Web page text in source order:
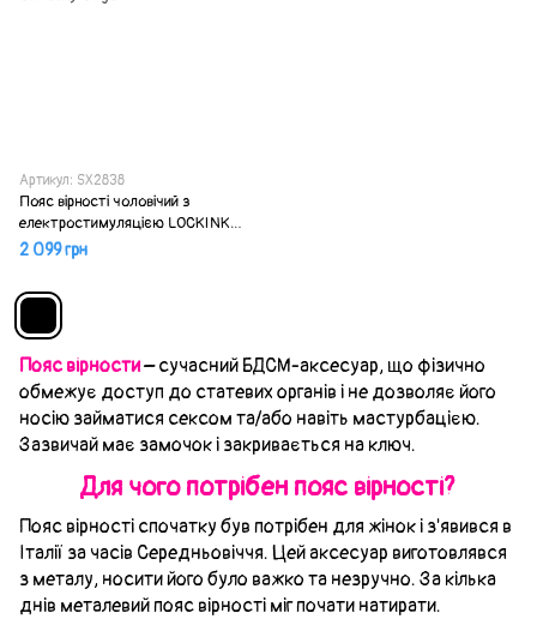
Артикул: SX2838
Пояс вірності чоловічий з
електростимуляцією LOCKINK
SEVANDA Nautilus Estim Chastity
2 099 грн
Пояс вірности– сучасний БДСМ-аксесуар, що фізично
обмежує доступ до статевих органів і не дозволяє його
носію займатися сексом та/або навіть мастурбацією.
Зазвичай має замочок і закривається на ключ.
Для чого потрібен пояс вірності?
Пояс вірності спочатку був потрібен для жінок і з'явився в
Італії за часів Середньовіччя. Цей аксесуар виготовлявся
з металу, носити його було важко та незручно. За кілька
днів металевий пояс вірності міг почати натирати.